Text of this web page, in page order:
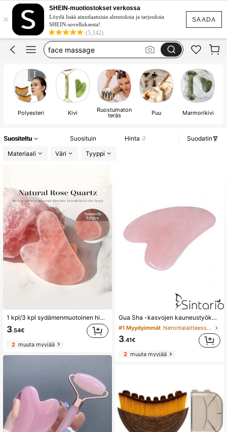
SAADA
×
SHEIN-muotiostokset verkossa
Löydä lisää ainutlaatuisia alennuksia ja tarjouksia
SHEIN-sovelluksesta!
(5,142)
gua sha set
hair care
face massage
guassha
Polyesteri Kivi Ruostumaton
teräs Puu Marmorikivi
Suositeltu Suosituin Hinta
Suodatin
Materiaali
Väri Tyyppi
1 kpl/3 kpl sydämenmuotoinen hierontatyökalu - sileä vaaleanpunainen kvartsi gua sha -levy, rentouttavaan kasvojen ja vartalon hoitoon, kasvojen hierontatyökalu, hartsimateriaalista valmistettu gua sha -levy
3.54€
2muuta myyjää
Gua Sha -kasvojen kauneustyökalu, kasvojen, silmien ja kaulan Gua Sha -hieroja, anti-aging-kohottava, turvotusta vähentävä leuan muotoilu, ihonhoito- ja kauneustyökalu, kotispa-itsenhoito, rentouttava lahja naisille ja äideille
#1 Myydyimmät hierontalaitteessa kasvojen hierontatyökalut
3.41€
2muuta myyjää